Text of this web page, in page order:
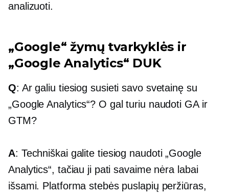
analizuoti.
„Google“ žymų tvarkyklės ir
„Google Analytics“ DUK
Q: Ar galiu tiesiog susieti savo svetainę su
„Google Analytics“? O gal turiu naudoti GA ir
GTM?
A: Techniškai galite tiesiog naudoti „Google
Analytics“, tačiau ji pati savaime nėra labai
išsami. Platforma stebės puslapių peržiūras,